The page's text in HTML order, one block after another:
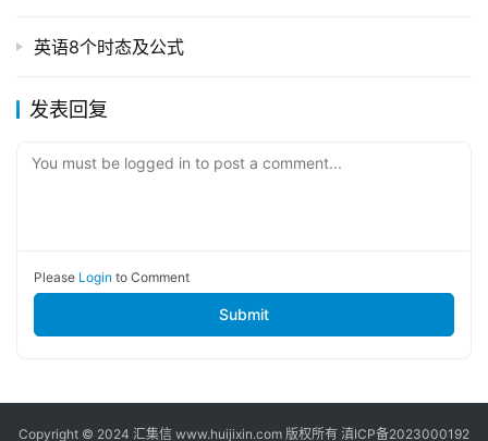
英语8个时态及公式
发表回复
You must be logged in to post a comment...
Please Login to Comment
Submit
Copyright © 2024 汇集信 www.huijixin.com 版权所有 滇ICP备2023000192